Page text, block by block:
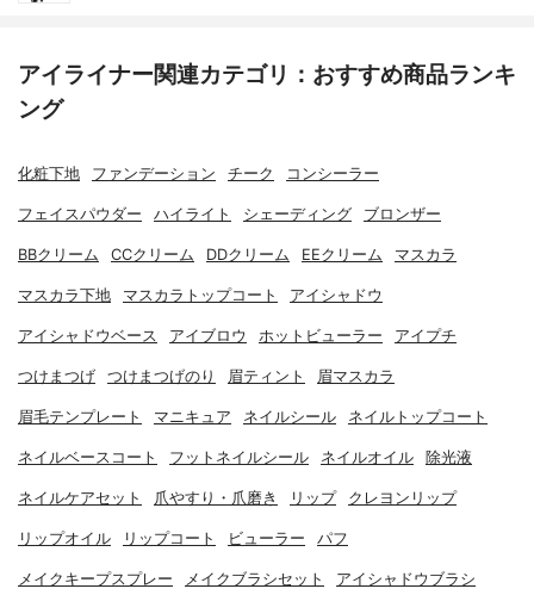
アイライナー関連カテゴリ：おすすめ商品ランキ
ング
化粧下地 ファンデーション チーク コンシーラー
フェイスパウダー ハイライト シェーディング ブロンザー
BBクリーム CCクリーム DDクリーム EEクリーム マスカラ
マスカラ下地 マスカラトップコート アイシャドウ
アイシャドウベース アイブロウ ホットビューラー アイプチ
つけまつげ つけまつげのり 眉ティント 眉マスカラ
眉毛テンプレート マニキュア ネイルシール ネイルトップコート
ネイルベースコート フットネイルシール ネイルオイル 除光液
ネイルケアセット 爪やすり・爪磨き リップ クレヨンリップ
リップオイル リップコート ビューラー パフ
メイクキープスプレー メイクブラシセット アイシャドウブラシ